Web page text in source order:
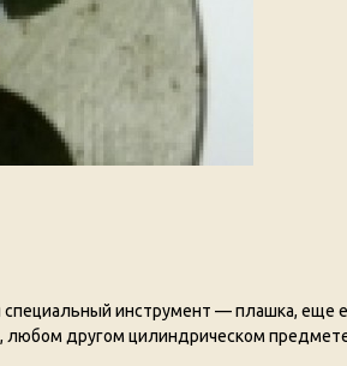
специальный инструмент — плашка, еще
любом другом цилиндрическом